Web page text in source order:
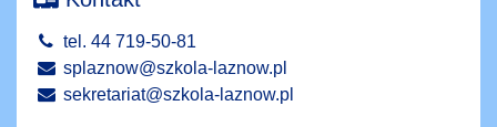
tel. 44 719-50-81
splaznow@szkola-laznow.pl
sekretariat@szkola-laznow.pl